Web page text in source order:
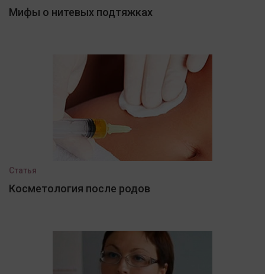
Мифы о нитевых подтяжках
Статья
Косметология после родов